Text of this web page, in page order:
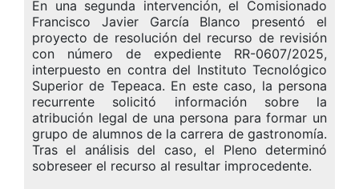
En una segunda intervención, el Comisionado
Francisco Javier García Blanco presentó el
proyecto de resolución del recurso de revisión
con número de expediente RR-0607/2025,
interpuesto en contra del Instituto Tecnológico
Superior de Tepeaca. En este caso, la persona
recurrente solicitó información sobre la
atribución legal de una persona para formar un
grupo de alumnos de la carrera de gastronomía.
Tras el análisis del caso, el Pleno determinó
sobreseer el recurso al resultar improcedente.